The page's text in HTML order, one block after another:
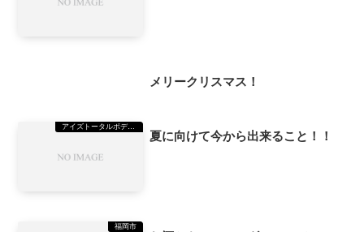
メリークリスマス！
アイズトータルボディーステーション（TBS）美野島
夏に向けて今から出来ること！！
福岡市